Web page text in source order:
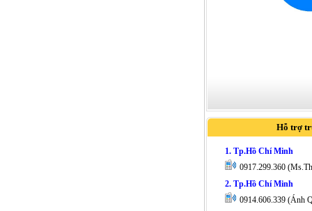
Hỗ trợ
1. Tp.Hồ Chí Minh
0917.299.360
2. Tp.Hồ Chí Minh
0914.606.339 (Ánh